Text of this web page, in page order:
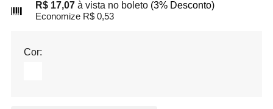
R$ 17,07 à vista no boleto (3% Desconto)
Economize R$ 0,53
Cor: